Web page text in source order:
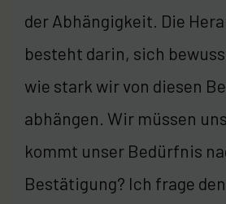
der Abhängigkeit. Die
besteht darin, sich
wie stark wir von diesen
abhängen. Wir müssen
kommt unser Bedürfnis
Bestätigung? Ich frage